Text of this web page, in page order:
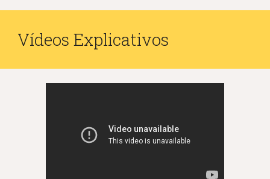
Vídeos Explicativos